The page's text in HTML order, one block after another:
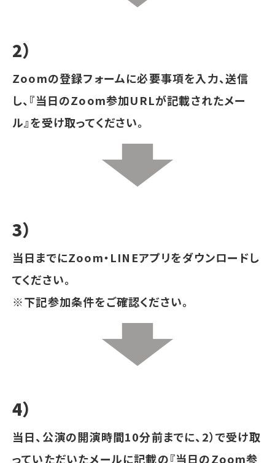
2）
Zoomの登録フォームに必要事項を入力、送信
し、『当日のZoom参加URLが記載されたメー
ル』を受け取ってください。
3）
当日までにZoom・LINEアプリをダウンロードし
てください。
※下記参加条件をご確認ください。
4）
当日、公演の開演時間10分前までに、2）で受け取
っていただいたメールに記載の『当日のZoom参